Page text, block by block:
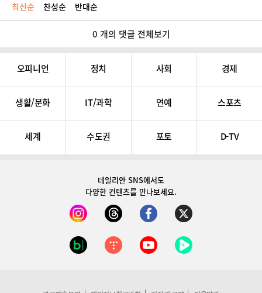
최신순 찬성순 반대순
0 개의 댓글 전체보기
오피니언 정치 사회 경제
생활/문화 IT/과학 연예 스포츠
세계 수도권 포토 D-TV
데일리안 SNS에서도
다양한 컨텐츠를 만나보세요.